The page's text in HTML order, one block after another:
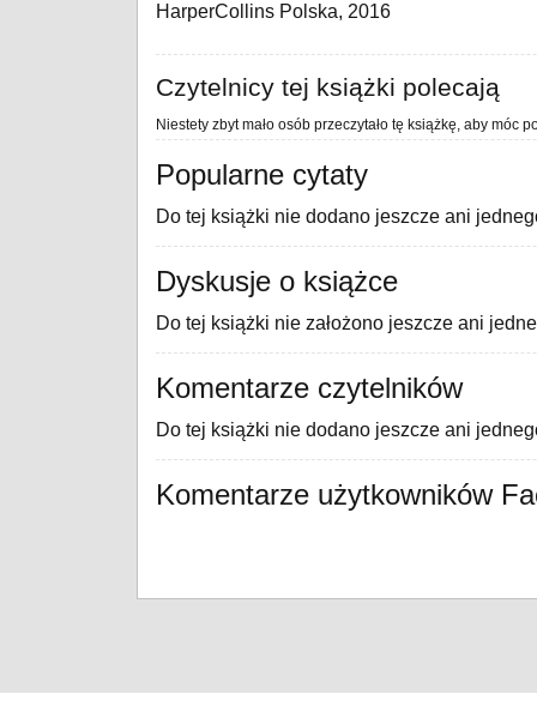
HarperCollins Polska, 2016
Czytelnicy tej książki polecają
Niestety zbyt mało osób przeczytało tę książkę, aby móc
Popularne cytaty
Do tej książki nie dodano jeszcze ani
Dyskusje o książce
Do tej książki nie założono jeszcze ani
Komentarze czytelników
Do tej książki nie dodano jeszcze ani
Komentarze użytkowników